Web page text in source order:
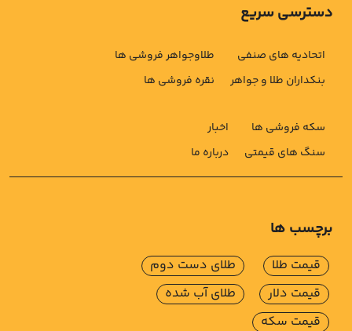
دسترسی سریع
اتحادیه های صنفی
بنکداران طلا و جواهر
طلاوجواهر فروشی ها
نقره فروشی ها
سکه فروشی ها
سنگ های قیمتی
اخبار
درباره ما
برچسب ها
قیمت طلا
قیمت دلار
قیمت سکه
طلای دست دوم
طلای آب شده